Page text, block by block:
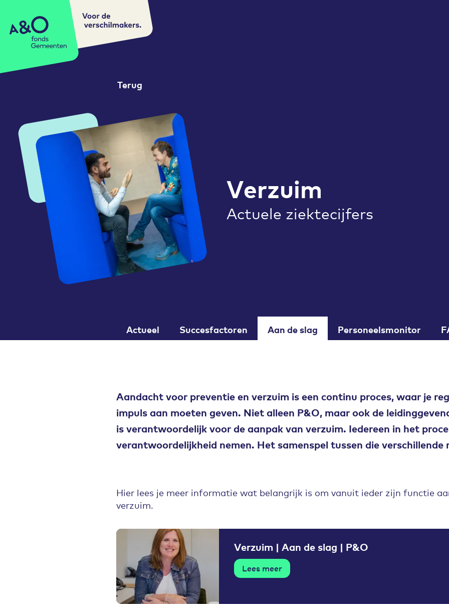
A&O fonds Gemeenten
Voor de
verschilmakers.
Terug
Verzuim
Actuele ziektecijfers
Actueel Succesfactoren Aan de slag Personeelsmonitor
Aandacht voor preventie en verzuim is een continu proces, waar je
impuls aan moeten geven. Niet alleen P&O, maar ook de
is verantwoordelijk voor de aanpak van verzuim. Iedereen in het
verantwoordelijkheid nemen. Het samenspel tussen die verschillende
Hier lees je meer informatie wat belangrijk is om vanuit ieder zijn functie
verzuim.
Verzuim | Aan de slag | P&O
Lees meer